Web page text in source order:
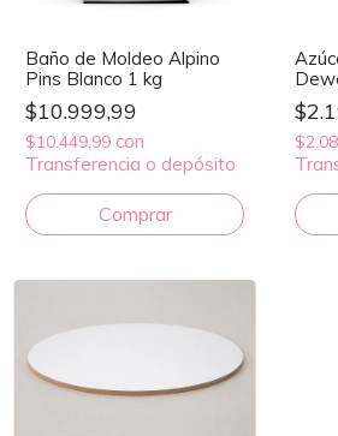
Baño de Moldeo Alpino
Pins Blanco 1 kg
$10.999,99
$10.449,99 con
Transferencia o depósito